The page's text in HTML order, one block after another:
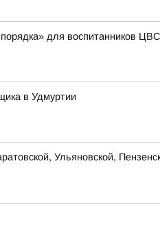
для воспитанников
в Удмуртии
Ульяновской,